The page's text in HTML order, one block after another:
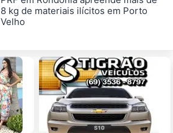
8 kg de materiais ilícitos em Porto
Velho